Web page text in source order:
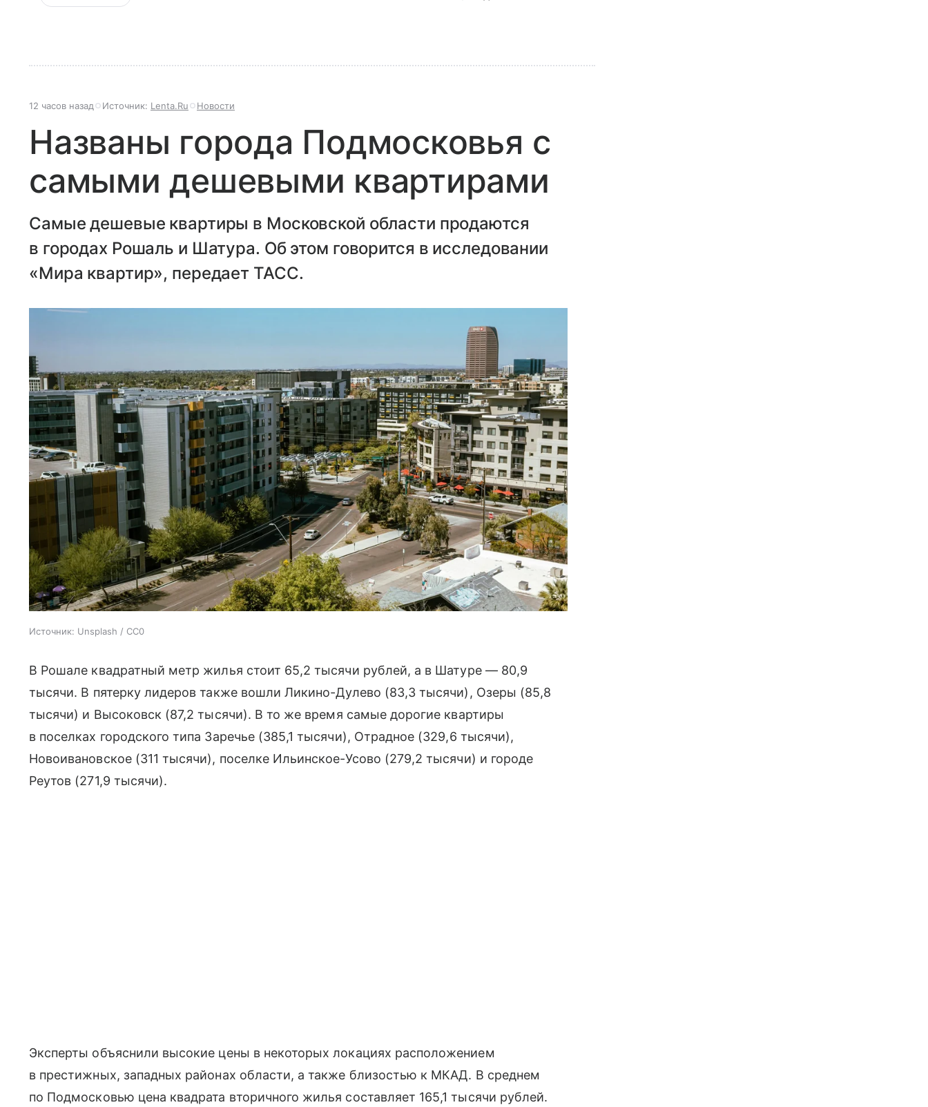
12 часов назад Источник: Lenta.Ru Новости
Названы города Подмосковья с
самыми дешевыми квартирами
Самые дешевые квартиры в Московской области продаются
в городах Рошаль и Шатура. Об этом говорится в исследовании
«Мира квартир», передает ТАСС.
Источник: Unsplash / CC0
В Рошале квадратный метр жилья стоит 65,2 тысячи рублей, а в Шатуре — 80,9
тысячи. В пятерку лидеров также вошли Ликино-Дулево (83,3 тысячи), Озеры (85,8
тысячи) и Высоковск (87,2 тысячи). В то же время самые дорогие квартиры
в поселках городского типа Заречье (385,1 тысячи), Отрадное (329,6 тысячи),
Новоивановское (311 тысячи), поселке Ильинское-Усово (279,2 тысячи) и городе
Реутов (271,9 тысячи).
Эксперты объяснили высокие цены в некоторых локациях расположением
в престижных, западных районах области, а также близостью к МКАД. В среднем
по Подмосковью цена квадрата вторичного жилья составляет 165,1 тысячи рублей.